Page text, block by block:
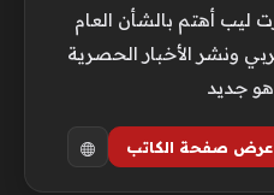
أهتم بالشأن العام
ونشر الأخبار الحصرية
جديد
عرض صفحة الكاتب